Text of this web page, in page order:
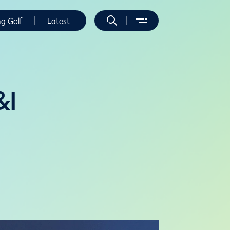
Golf Latest